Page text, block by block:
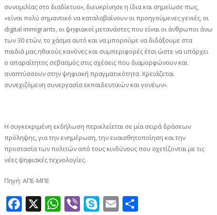
συνομιλίας στο διαδίκτυο», διευκρίνησε η ίδια και σημείωσε πως,
«είναι πολύ σημαντικό να καταλαβαίνουν οι προηγούμενες γενιές, οι
digital immigrants, οι ψηφιακοί μετανάστες που είναι οι άνθρωποι άνω
των 30 ετών, το χάσμα αυτό και να μπορούμε να διδάξουμε στα
παιδιά μας ηθικούς κανόνες και συμπεριφορές έτσι ώστε να υπάρχει
ο απαραίτητος σεβασμός στις σχέσεις που διαμορφώνουν και
αναπτύσσουν στην ψηφιακή πραγματικότητα. Χρειάζεται
συνεχιζόμενη συνεργασία εκπαιδευτικών και γονέων».
Η συγκεκριμένη εκδήλωση περικλείεται σε μία σειρά δράσεων
πρόληψης, για την ενημέρωση, την ευαισθητοποίηση και την
προστασία των πολιτών από τους κινδύνους που σχετίζονται με τις
νέες ψηφιακές τεχνολογίες.
Πηγή: ΑΠΕ-ΜΠΕ
Facebook
X WhatsApp
ViberSkype
Email